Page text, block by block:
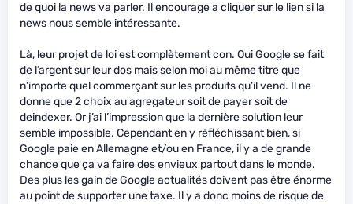
de quoi la news va parler. Il encourage a cliquer sur le lien si la
news nous semble intéressante.
Là, leur projet de loi est complètement con. Oui Google se fait
de l’argent sur leur dos mais selon moi au même titre que
n’importe quel commerçant sur les produits qu’il vend. Il ne
donne que 2 choix au agregateur soit de payer soit de
deindexer. Or j’ai l’impression que la dernière solution leur
semble impossible. Cependant en y réfléchissant bien, si
Google paie en Allemagne et/ou en France, il y a de grande
chance que ça va faire des envieux partout dans le monde.
Des plus les gain de Google actualités doivent pas être énorme
au point de supporter une taxe. Il y a donc moins de risque de